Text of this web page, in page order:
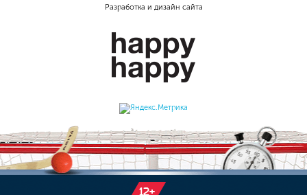
Разработка и дизайн сайта
12+